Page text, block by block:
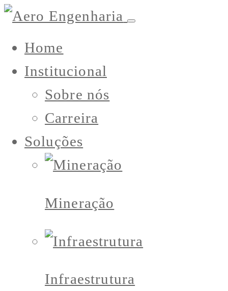
Home
Institucional
Sobre nós
Carreira
Soluções
Mineração
Infraestrutura